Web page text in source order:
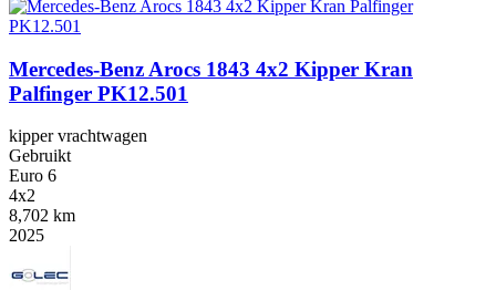
Mercedes-Benz Arocs 1843 4x2 Kipper Kran
Palfinger PK12.501
kipper vrachtwagen
Gebruikt
Euro 6
4x2
8,702 km
2025